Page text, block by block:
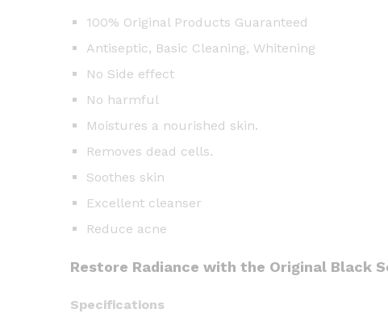
100% Original Products Guaranteed
Antiseptic, Basic Cleaning, Whitening
No Side effect
No harmful
Moistures a nourished skin.
Removes dead cells.
Soothes skin
Excellent cleanser
Reduce acne
Restore Radiance with the Original Black
Specifications